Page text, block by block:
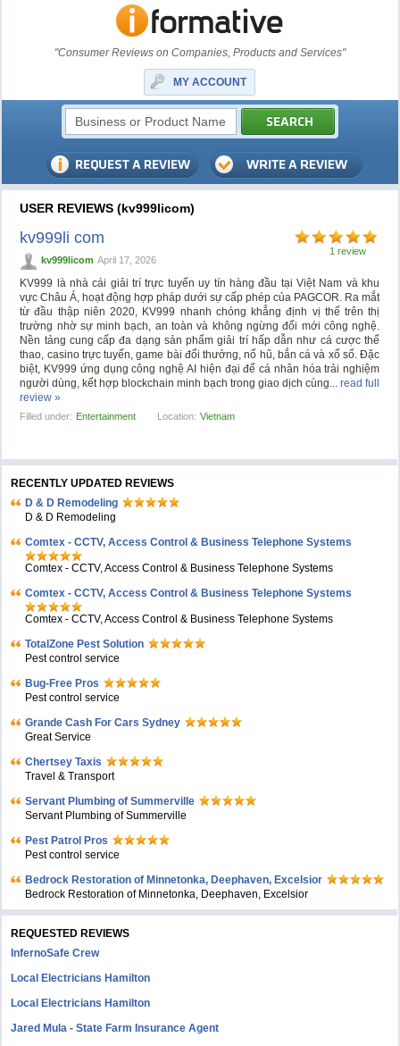
"Consumer Reviews on Companies, Products and Services"
MY ACCOUNT
USER REVIEWS (kv999licom)
1 review
kv999li com
kv999licom April 17, 2026
KV999 là nhà cái giải trí trực tuyến uy tín hàng đầu tại Việt Nam và khu
vực Châu Á, hoạt động hợp pháp dưới sự cấp phép của PAGCOR. Ra mắt
từ đầu thập niên 2020, KV999 nhanh chóng khẳng định vị thế trên thị
trường nhờ sự minh bạch, an toàn và không ngừng đổi mới công nghệ.
Nền tảng cung cấp đa dạng sản phẩm giải trí hấp dẫn như cá cược thể
thao, casino trực tuyến, game bài đổi thưởng, nổ hũ, bắn cá và xổ số. Đặc
biệt, KV999 ứng dụng công nghệ AI hiện đại để cá nhân hóa trải nghiệm
người dùng, kết hợp blockchain minh bạch trong giao dịch cùng...read full
review »
Filled under: Entertainment Location: Vietnam
RECENTLY UPDATED REVIEWS
D & D Remodeling
D & D Remodeling
Comtex - CCTV, Access Control & Business Telephone Systems
Comtex - CCTV, Access Control & Business Telephone Systems
Comtex - CCTV, Access Control & Business Telephone Systems
Comtex - CCTV, Access Control & Business Telephone Systems
TotalZone Pest Solution
Pest control service
Bug-Free Pros
Pest control service
Grande Cash For Cars Sydney
Great Service
Chertsey Taxis
Travel & Transport
Servant Plumbing of Summerville
Servant Plumbing of Summerville
Pest Patrol Pros
Pest control service
Bedrock Restoration of Minnetonka, Deephaven, Excelsior
Bedrock Restoration of Minnetonka, Deephaven, Excelsior
REQUESTED REVIEWS
InfernoSafe Crew
Local Electricians Hamilton
Local Electricians Hamilton
Jared Mula - State Farm Insurance Agent